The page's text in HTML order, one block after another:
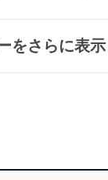
をさらに表示